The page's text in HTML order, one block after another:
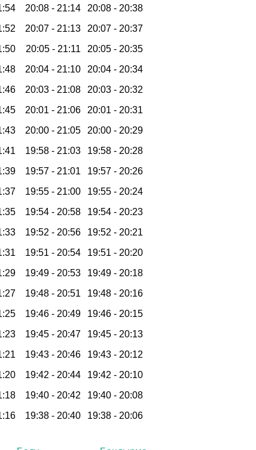
20:08 - 21:14 20:08 - 20:38
20:07 - 21:13 20:07 - 20:37
20:05 - 21:11 20:05 - 20:35
20:04 - 21:10 20:04 - 20:34
20:03 - 21:08 20:03 - 20:32
20:01 - 21:06 20:01 - 20:31
20:00 - 21:05 20:00 - 20:29
19:58 - 21:03 19:58 - 20:28
19:57 - 21:01 19:57 - 20:26
19:55 - 21:00 19:55 - 20:24
19:54 - 20:58 19:54 - 20:23
19:52 - 20:56 19:52 - 20:21
19:51 - 20:54 19:51 - 20:20
19:49 - 20:53 19:49 - 20:18
19:48 - 20:51 19:48 - 20:16
19:46 - 20:49 19:46 - 20:15
19:45 - 20:47 19:45 - 20:13
19:43 - 20:46 19:43 - 20:12
19:42 - 20:44 19:42 - 20:10
19:40 - 20:42 19:40 - 20:08
19:38 - 20:40 19:38 - 20:06